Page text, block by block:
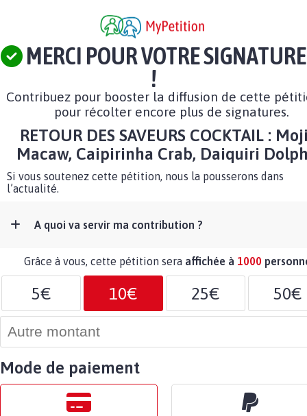
MERCI POUR VOTRE SIGNATURE
!
Contribuez pour booster la diffusion de cette
pour récolter encore plus de signatures.
RETOUR DES SAVEURS COCKTAIL :
Macaw, Caipirinha Crab, Daiquiri
Si vous soutenez cette pétition, nous la pousserons dans
l’actualité.
A quoi va servir ma contribution ?
Grâce à vous, cette pétition sera affichée à 1000
5€ 10€ 25€ 50€
Mode de paiement